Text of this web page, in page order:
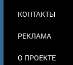
В
КОНТАКТЫ
РЕКЛАМА
О ПРОЕКТЕ